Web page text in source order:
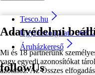
Adatvédelmi
Mi és 18 partnerünk
vagy egyedi azonosítókat
azokhoz. Az Összes
Tesco.hu
Ügyfélszolgálat -
Áruházkereső
followUs